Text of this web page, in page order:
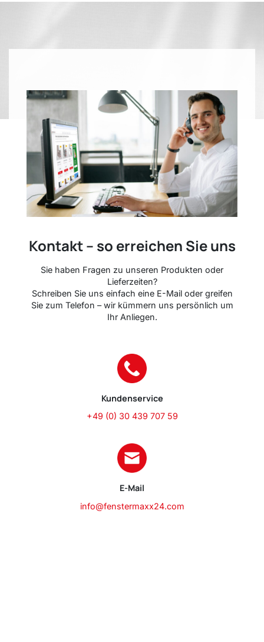
Kontakt – so erreichen Sie uns
Sie haben Fragen zu unseren Produkten oder
Lieferzeiten?
Schreiben Sie uns einfach eine E-Mail oder greifen
Sie zum Telefon – wir kümmern uns persönlich um
Ihr Anliegen.
Kundenservice
+49 (0) 30 439 707 59
E-Mail
info@fenstermaxx24.com